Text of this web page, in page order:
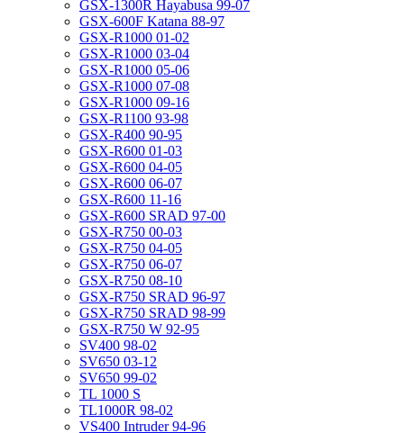
GSX-1300R Hayabusa 99-07
GSX-600F Katana 88-97
GSX-R1000 01-02
GSX-R1000 03-04
GSX-R1000 05-06
GSX-R1000 07-08
GSX-R1000 09-16
GSX-R1100 93-98
GSX-R400 90-95
GSX-R600 01-03
GSX-R600 04-05
GSX-R600 06-07
GSX-R600 11-16
GSX-R600 SRAD 97-00
GSX-R750 00-03
GSX-R750 04-05
GSX-R750 06-07
GSX-R750 08-10
GSX-R750 SRAD 96-97
GSX-R750 SRAD 98-99
GSX-R750 W 92-95
SV400 98-02
SV650 03-12
SV650 99-02
TL 1000 S
TL1000R 98-02
VS400 Intruder 94-96